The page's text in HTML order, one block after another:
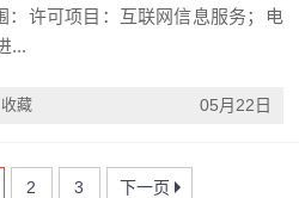
：许可项目：互联网信息服务；电
...
收藏 05月22日
2 3 下一页